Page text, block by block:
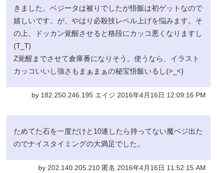
きました。ベジータは被りでしたが悟飯は初ゲットなので
嬉しいです。が、やはり必殺技レベル上げを悩みます。そ
の上、ドッカン覚醒させると格段にカッコ悪くなりますし
(T_T)
Z覚醒までさせて倉庫番になりそう。使うなら、イラスト
カッコいいし強さもまぁまぁの秘宝悟飯いるし(>_<)
by 182.250.246.195 エイジ 2016年4月16日 12:09:16 PM
ためてた石を一度だけと10連したら持ってない魔ベジ出た
のでナイスタイミングの大満足でした。
by 202.140.205.210 匿名 2016年4月16日 11:52:15 AM